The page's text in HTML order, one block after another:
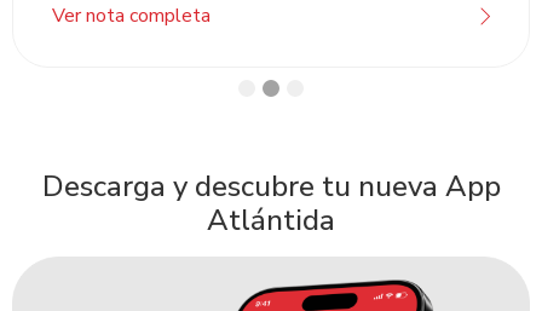
Ver nota completa
Descarga y descubre tu nueva App
Atlántida